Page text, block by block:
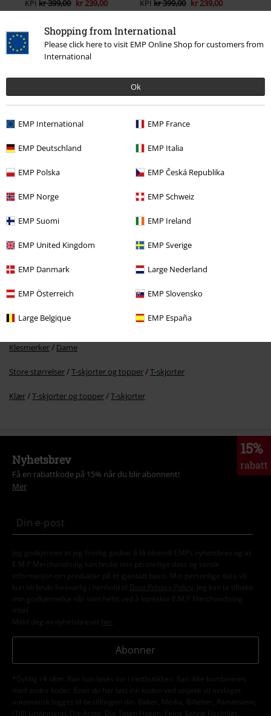
Shopping from International
Please click here to visit EMP Online Shop for customers from
International
Ok
EMP International EMP France
EMP Deutschland EMP Italia
EMP Polska EMP Česká Republika
EMP Norge EMP Schweiz
EMP Suomi EMP Ireland
EMP United Kingdom EMP Sverige
EMP Danmark Large Nederland
EMP Österreich EMP Slovensko
Large Belgique EMP España
KPI kr 399,00 kr 239,00 KPI kr 399,00 kr 239,00
0 Anmeldelse
Fortell oss hva du synes om "Black T-shirt with Print and
Crew Neck".
Store størrelser Damer T-skjorter
Tema Emo Klær
Klesmerker Dame
Store størrelser T-skjorter og topper T-skjorter
Klær T-skjorter og topper T-skjorter
15%
rabatt
Nyhetsbrev
Få en rabattkode på 15% når du blir abonnent!
Mer
Jeg godkjenner at jeg frivillig godtar å få tilsendt EMPs nyhetsbrev og at
E.M.P Merchandising kan bruke min personlige data og sende
informasjon om produkter på et gjentatt basis. Min personlige data vil
kun bli brukt forsvarlig i henhold til
Data Privacy Policy
. Jeg kan ta tilbake
min godkjennelse når som helst ved å kontakte E.M.P Merchandising
mbH
Meld deg av nyhetsbrevet her
Abonner
*Gyldig i 4 uker. Kan kun løses inn i nettbutikken. Kan ikke kombineres
med andre koder. Etter du har løst inn koden ved utsjekk vil avslaget
automatisk legges til bestillingen din. Bøker, Media, Billetter, Rammstein,
(Till) Lindemann, Die Ärzte, Die Toten Hosen, Feine Sahne Fischfilet,